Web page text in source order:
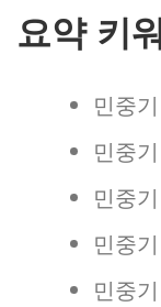
요약 키
민중
민중
민중
민중
민중